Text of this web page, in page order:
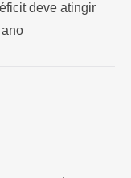
deve atingir